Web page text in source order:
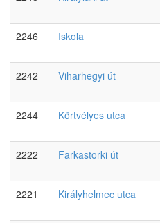
2246
Iskola
2242
Viharhegyi út
2244
Körtvélyes utca
2222
Farkastorki út
2221
Királyhelmec utca